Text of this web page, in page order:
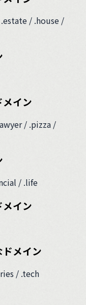
/ .house /
イン
/ .pizza /
/ .life
イン
メイン
/ .tech